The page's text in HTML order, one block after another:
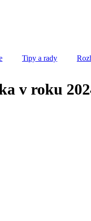
Tipy a rady
v roku